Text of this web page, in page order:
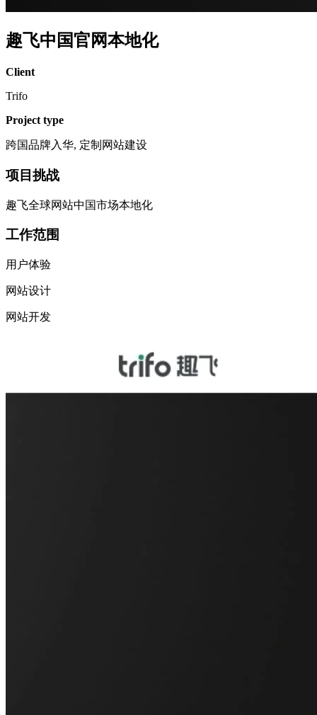
趣飞中国官网本地化
Client
Trifo
Project type
跨国品牌入华, 定制网站建设
项目挑战
趣飞全球网站中国市场本地化
工作范围
用户体验
网站设计
网站开发